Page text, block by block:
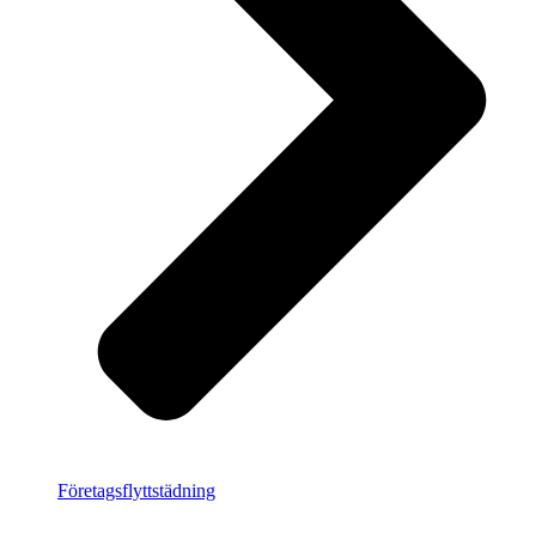
Företagsflyttstädning